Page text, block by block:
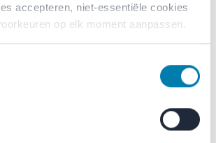
accepteren, niet-essentiële cookies
op elk moment aanpassen.
comfortabele
creëren
zoals scholen, ziekenhuizen en
akoestiek essentieel voor comfort,
en welzijn. Merford creëert stille en